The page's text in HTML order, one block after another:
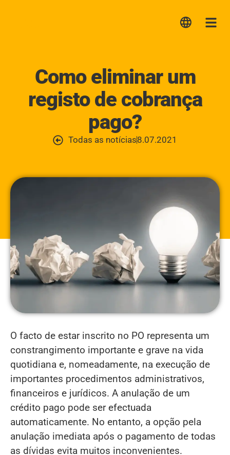
Como eliminar um
registo de cobrança
pago?
Todas as notícias8.07.2021
O facto de estar inscrito no PO representa um
constrangimento importante e grave na vida
quotidiana e, nomeadamente, na execução de
importantes procedimentos administrativos,
financeiros e jurídicos. A anulação de um
crédito pago pode ser efectuada
automaticamente. No entanto, a opção pela
anulação imediata após o pagamento de todas
as dívidas evita muitos inconvenientes.